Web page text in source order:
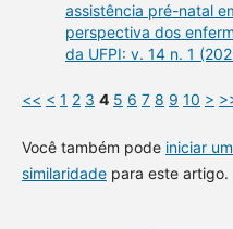
assistência pré-natal
perspectiva dos
da UFPI: v. 14 n. 1
<< < 1 2 3 4 5 6 7 8 9 10 >
Você também pode iniciar
similaridadepara este artigo.